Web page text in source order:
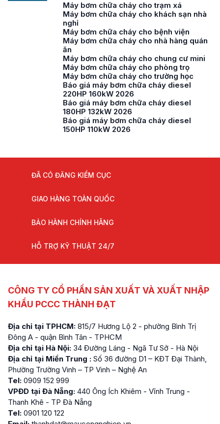
Máy bơm chữa cháy cho trạm xá
Máy bơm chữa cháy cho khách sạn nhà
nghỉ
Máy bơm chữa cháy cho bệnh viện
Máy bơm chữa cháy cho nhà hàng quán
ăn
Máy bơm chữa cháy cho chung cư mini
Máy bơm chữa cháy cho phòng trọ
Máy bơm chữa cháy cho trường học
Báo giá máy bơm chữa cháy diesel
220HP 160kW 2026
Báo giá máy bơm chữa cháy diesel
180HP 132kW 2026
Báo giá máy bơm chữa cháy diesel
150HP 110kW 2026
ĐÃ CÓ ĐĂNG KIỂM CỤC
GIAO HÀNG TOÀN QUỐC
BẢO HÀNH CHÍNH HÃNG
HỖ TRỢ KỸ THUẬT 24/7
CÔNG TY CỔ PHẦN SẢN XUẤT VÀ XUẤT NHẬP
KHẨU PCCC THÀNH ĐẠT
Địa chỉ tại TPHCM: 815/7 Hương Lộ 2 - phường Bình Trị
Đông A - quận Bình Tân - TPHCM
Địa chỉ tại Hà Nội: 34 Đường Láng - Ngã Tư Sở - Hà Nội
Địa chỉ tại Miền Trung : Số 36 đường D1 – KĐT Đại Thành,
Phường Trường Vinh – TP Vinh – Nghệ An
Tel: 0909 152 999
VPĐD tại Đà Nẵng: 440 Ông Ích Khiêm - Vĩnh Trung -
Thanh Khê - TP Đà Nẵng
Tel: 0901 120 122